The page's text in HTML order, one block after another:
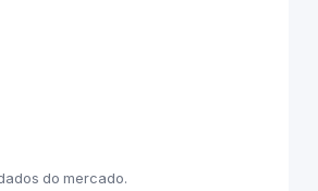
do mercado.